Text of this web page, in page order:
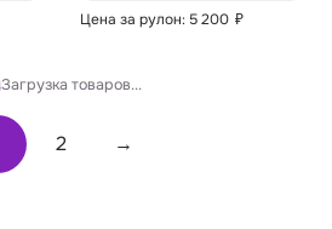
Цена за рулон: 5 200 ₽
Загрузка товаров...
2 →